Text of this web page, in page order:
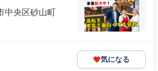
中央区砂山町
気になる